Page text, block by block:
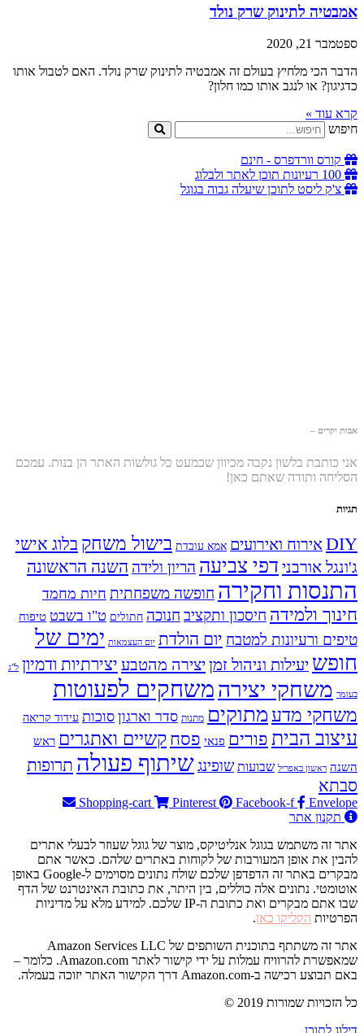
אמבטיה לתינוק שרק נולד
ספטמבר 21, 2020
הדבר הכי מלחיץ בעולם זה אמבטיה לתינוק שרק נולד. האם לטבול אותו
כדגיגון? או לנגב אותו כמו חלון?
קרא עוד »
חיפוש
קורס וורדפרס - חינם
100 רעיונות תוכן לאתר ולבלוג
צ'ק ליסט לתוכן שיעלה גבוה בגוגל
אבות יקרים –
אני כותבת בלשון נקבה מכיוון שכמעט כל גולשות האתר הן בנות. עמכם
הסליחה ותודה שאתם כאן!
תגיות
DIYאירוח ואירועים אמא עובדת בישול משחק בלוג אישי
ג'ונגל אורבני דפי צביעה הריון ולידה השנה הראשונה
התנסות וחקירה חופשה משפחתית חיות מחמד
חינוך ולמידה חיסכון ותקציב חנוכה חתולים ט"ו בשבט טיפוח
טיפים ורעיונות למטבח יום הולדת יום העצמאות ימים של
חופש יעילות וניהול זמן יצירה מהטבע יצירתיות ודמיון ל"ג
בעומר משחקי יצירהמשחקים לפעוטות
משחקי מדע מתוקים מתנות סדר וארגון סוכות עידוד קריאה
עיצוב הבית פורים פנאי פסח קשיים ואתגרים ראש
השנה ראשון באפריל שבועות שופינגשיתוף פעולה תרופות
סבתא
Shopping-cart Pinterest Facebook-f
Envelope
תקנון אתר
אתר זה משתמש בגוגל אנליטיקס, מוצר של גוגל שעוזר לבעלי אתרים
להבין את אופן המעורבות של לקוחות באתרים שלהם. כאשר אתם
מבקרים באתר זה הדפדפן שלכם שולח נתונים מסוימים ל-Google באופן
אוטומטי. נתונים אלה כוללים, בין היתר, את כתובת האינטרנט של הדף
שבו אתם מבקרים ואת כתובת ה-IP שלכם. למידע מלא על מדיניות
הפרטיות הקליקו כאן.
אתר זה משתתף בתוכנית השותפים של Amazon Services LLC
שמאפשרת להרוויח עמלות על ידי קישור לאתר Amazon.com. כלומר –
באם תבוצע רכישה ב-Amazon.com דרך הקישור האתר יזוכה בעמלה.
© 2019 כל הזכויות שמורות